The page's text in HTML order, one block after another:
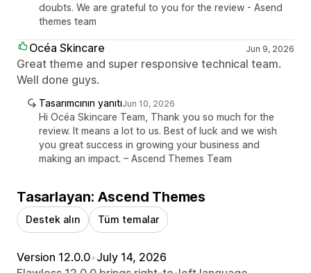
doubts. We are grateful to you for the review - Asend
themes team
Océa Skincare Jun 9, 2026
Great theme and super responsive technical team.
Well done guys.
Tasarımcının yanıtıJun 10, 2026
Hi Océa Skincare Team, Thank you so much for the
review. It means a lot to us. Best of luck and we wish
you great success in growing your business and
making an impact. – Ascend Themes Team
Tasarlayan: Ascend Themes
Destek alın Tüm temalar
Version 12.0.0•July 14, 2026